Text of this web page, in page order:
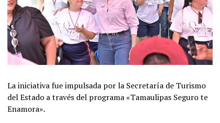
La iniciativa fue impulsada por la Secretaría de Turismo
del Estado a través del programa «Tamaulipas Seguro te
Enamora».